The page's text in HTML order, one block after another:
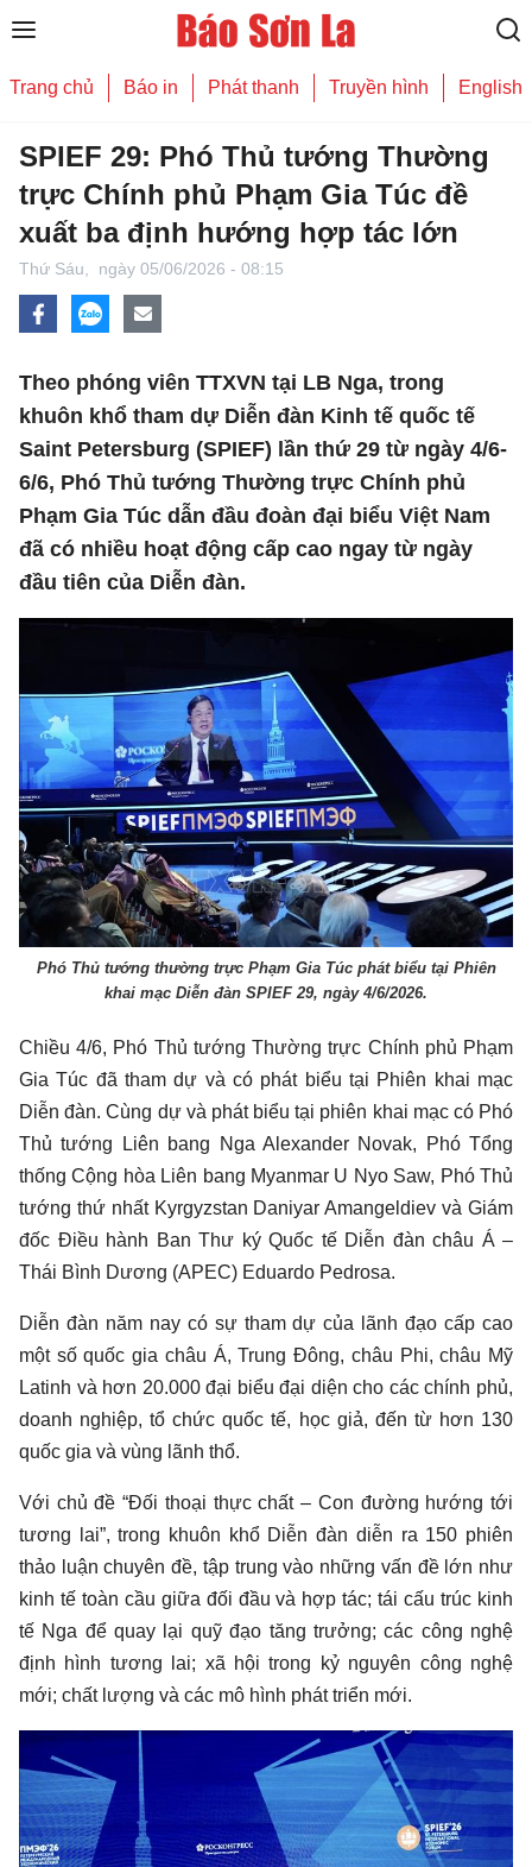
Trang chủ Báo in Phát thanh Truyền hình English
SPIEF 29: Phó Thủ tướng Thường
trực Chính phủ Phạm Gia Túc đề
xuất ba định hướng hợp tác lớn
Thứ Sáu, ngày 05/06/2026 - 08:15
Theo phóng viên TTXVN tại LB Nga, trong
khuôn khổ tham dự Diễn đàn Kinh tế quốc tế
Saint Petersburg (SPIEF) lần thứ 29 từ ngày 4/6-
6/6, Phó Thủ tướng Thường trực Chính phủ
Phạm Gia Túc dẫn đầu đoàn đại biểu Việt Nam
đã có nhiều hoạt động cấp cao ngay từ ngày
đầu tiên của Diễn đàn.
Phó Thủ tướng thường trực Phạm Gia Túc phát biểu tại Phiên
khai mạc Diễn đàn SPIEF 29, ngày 4/6/2026.
Chiều 4/6, Phó Thủ tướng Thường trực Chính phủ Phạm
Gia Túc đã tham dự và có phát biểu tại Phiên khai mạc
Diễn đàn. Cùng dự và phát biểu tại phiên khai mạc có Phó
Thủ tướng Liên bang Nga Alexander Novak, Phó Tổng
thống Cộng hòa Liên bang Myanmar U Nyo Saw, Phó Thủ
tướng thứ nhất Kyrgyzstan Daniyar Amangeldiev và Giám
đốc Điều hành Ban Thư ký Quốc tế Diễn đàn châu Á –
Thái Bình Dương (APEC) Eduardo Pedrosa.
Diễn đàn năm nay có sự tham dự của lãnh đạo cấp cao
một số quốc gia châu Á, Trung Đông, châu Phi, châu Mỹ
Latinh và hơn 20.000 đại biểu đại diện cho các chính phủ,
doanh nghiệp, tổ chức quốc tế, học giả, đến từ hơn 130
quốc gia và vùng lãnh thổ.
Với chủ đề “Đối thoại thực chất – Con đường hướng tới
tương lai”, trong khuôn khổ Diễn đàn diễn ra 150 phiên
thảo luận chuyên đề, tập trung vào những vấn đề lớn như
kinh tế toàn cầu giữa đối đầu và hợp tác; tái cấu trúc kinh
tế Nga để quay lại quỹ đạo tăng trưởng; các công nghệ
định hình tương lai; xã hội trong kỷ nguyên công nghệ
mới; chất lượng và các mô hình phát triển mới.